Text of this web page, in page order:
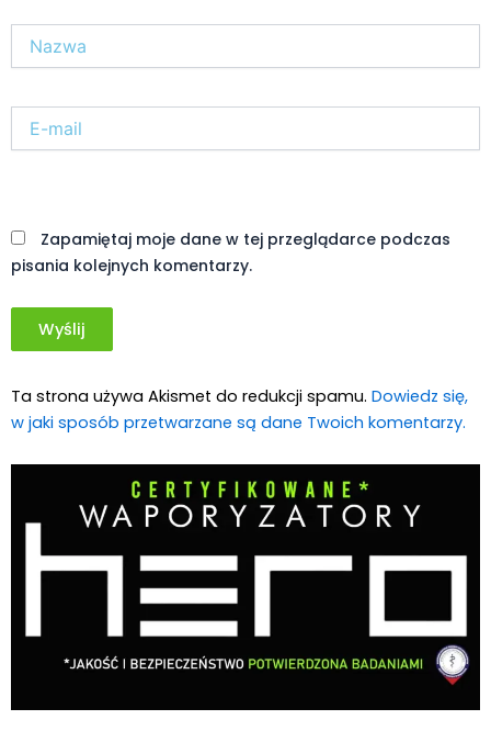
mail*
Zapamiętaj moje dane w tej przeglądarce podczas
pisania kolejnych komentarzy.
Ta strona używa Akismet do redukcji spamu. Dowiedz się,
w jaki sposób przetwarzane są dane Twoich komentarzy.